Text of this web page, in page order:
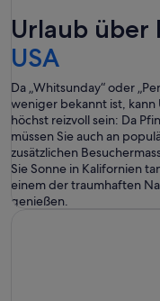
Urlaub über
USA
Da „Whitsunday“ oder
weniger bekannt ist, kann
höchst reizvoll sein: Da
müssen Sie auch an
zusätzlichen
Sie Sonne in Kalifornien
einem der traumhaften
genießen.